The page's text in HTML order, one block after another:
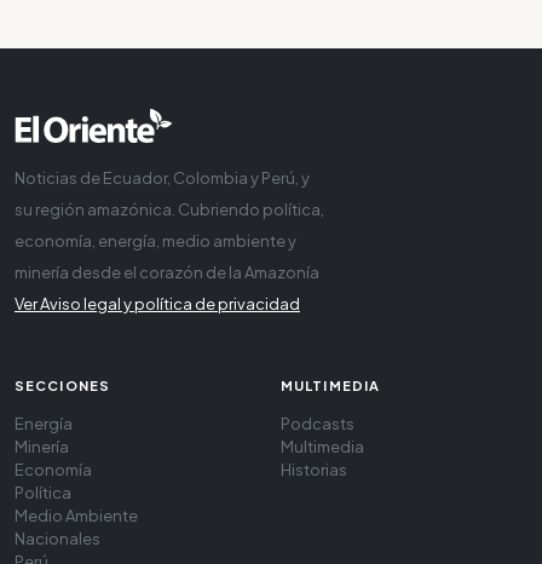
Noticias de Ecuador, Colombia y Perú, y
su región amazónica. Cubriendo política,
economía, energía, medio ambiente y
minería desde el corazón de la Amazonía
Ver Aviso legal y política de privacidad
SECCIONES
Energía
Minería
Economía
Política
Medio Ambiente
Nacionales
MULTIMEDIA
Podcasts
Multimedia
Historias